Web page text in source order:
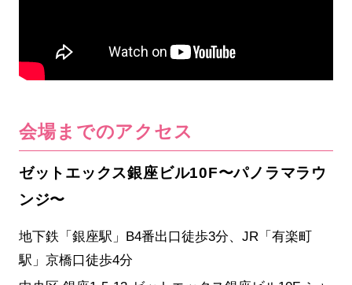
会場までのアクセス
ゼットエックス銀座ビル10F〜パノラマラウ
ンジ〜
地下鉄「銀座駅」B4番出口徒歩3分、JR「有楽町
駅」京橋口徒歩4分